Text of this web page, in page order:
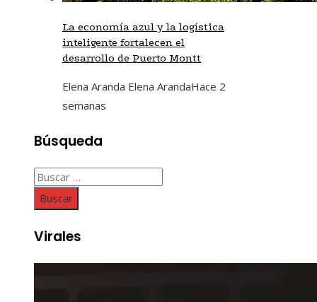
La economía azul y la logística
inteligente fortalecen el
desarrollo de Puerto Montt
Elena Aranda Elena ArandaHace 2
semanas
Búsqueda
Buscar:
Virales